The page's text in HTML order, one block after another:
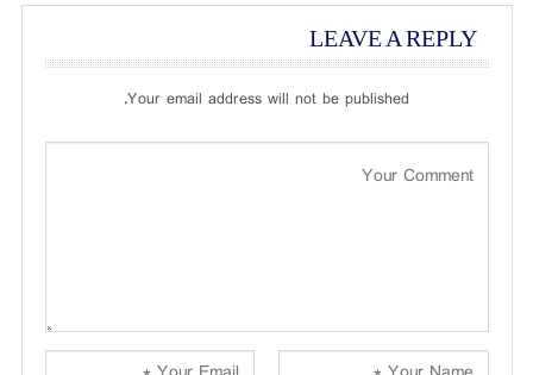
LEAVE A REPLY
Your email address will not be published.